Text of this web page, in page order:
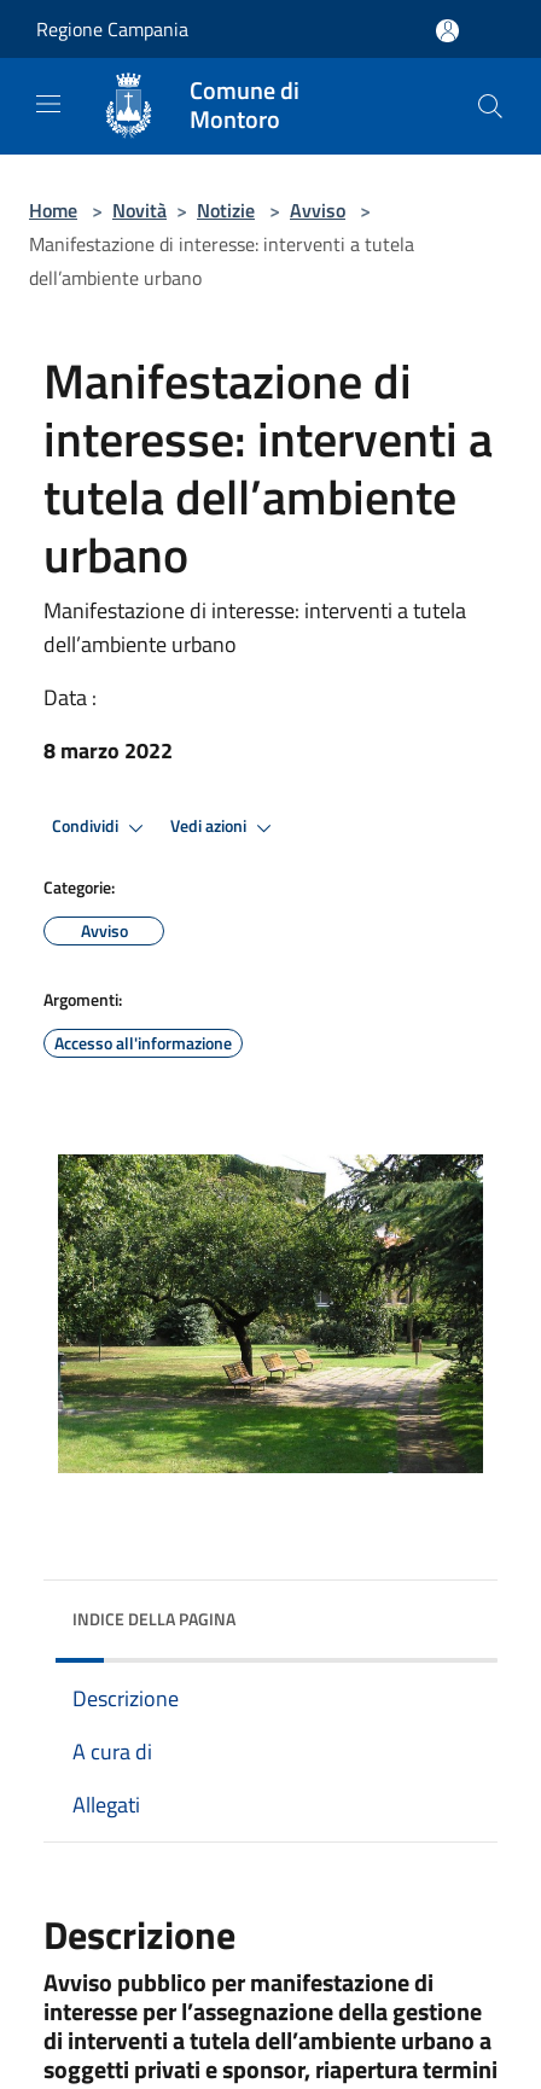
Regione Campania
Comune di
Montoro
Home > Novità > Notizie > Avviso >
Manifestazione di interesse: interventi a tutela
dell’ambiente urbano
Manifestazione di
interesse: interventi a
tutela dell’ambiente
urbano
Manifestazione di interesse: interventi a tutela
dell’ambiente urbano
Data :
8 marzo 2022
Condividi Vedi azioni
Categorie:
Avviso
Argomenti:
Accesso all'informazione
INDICE DELLA PAGINA
Descrizione
A cura di
Allegati
Descrizione
Avviso pubblico per manifestazione di
interesse per l’assegnazione della gestione
di interventi a tutela dell’ambiente urbano a
soggetti privati e sponsor, riapertura termini